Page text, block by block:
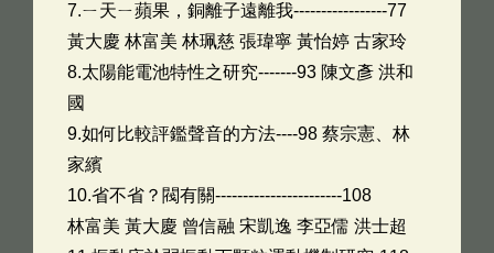
7.ㄧ天ㄧ蘋果，銅離子遠離我-----------------77
黃大慶 林富美 林珮慈 張瑋寧 黃怡婷 古家玲
8.太陽能電池特性之研究-------93 陳文彥 洪和
國
9.如何比較評鑑聲音的方法----98 蔡宗憲、林
家繽
10.省不省？閥有關-----------------------108
林富美 黃大慶 曾信融 宋凱逸 李亞儒 洪士超